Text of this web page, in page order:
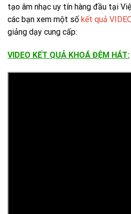
tạo âm nhạc uy tín hàng đầu tại
các bạn xem một số kết quả
giảng dạy cung cấp:
VIDEO KẾT QUẢ KHOÁ ĐỆM HÁT: